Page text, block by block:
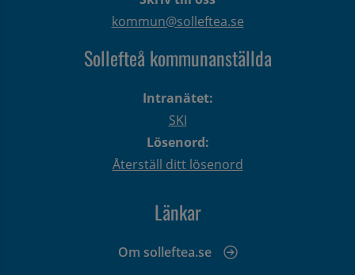
kommun@solleftea.se
Sollefteå kommunanställda
Intranätet:
SKI
Lösenord:
Återställ ditt lösenord
Länkar
Om solleftea.se